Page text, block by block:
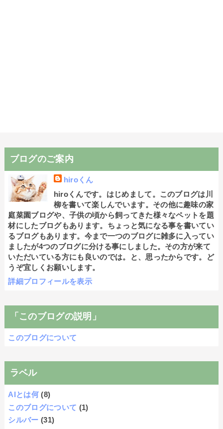
ブログのご案内
hiroくん
hiroくんです。はじめまして。このブログは川
柳を書いて楽しんでいます。その他に趣味の家
庭菜園ブログや、子供の頃から飼ってきた様々なペットを題
材にしたブログもあります。ちょっと気になる事を書いてい
るブログもあります。今まで一つのブログに雑多に入ってい
ましたが4つのブログに分ける事にしました。その方が来て
いただいている方にも良いのでは。と、思ったからです。ど
うぞ宜しくお願いします。
詳細プロフィールを表示
「このブログの説明」
このブログについて
ラベル
AIとは何 (8)
このブログについて (1)
シルバー (31)